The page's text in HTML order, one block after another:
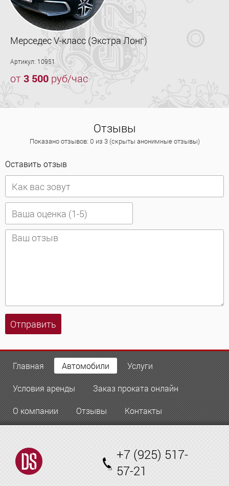
Мерседес V-класс (Экстра Лонг)
Артикул: 10951
от3 500 руб/час
Отзывы
Показано отзывов: 0 из 3 (скрыты анонимные отзывы)
Оставить отзыв
Отправить
Главная Автомобили Услуги
Условия аренды Заказ проката онлайн
О компании Отзывы Контакты
+7 (925) 517-
57-21